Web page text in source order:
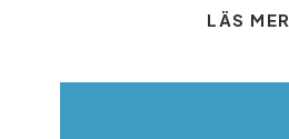
LÄS MER